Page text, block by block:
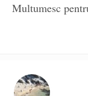
Multumesc